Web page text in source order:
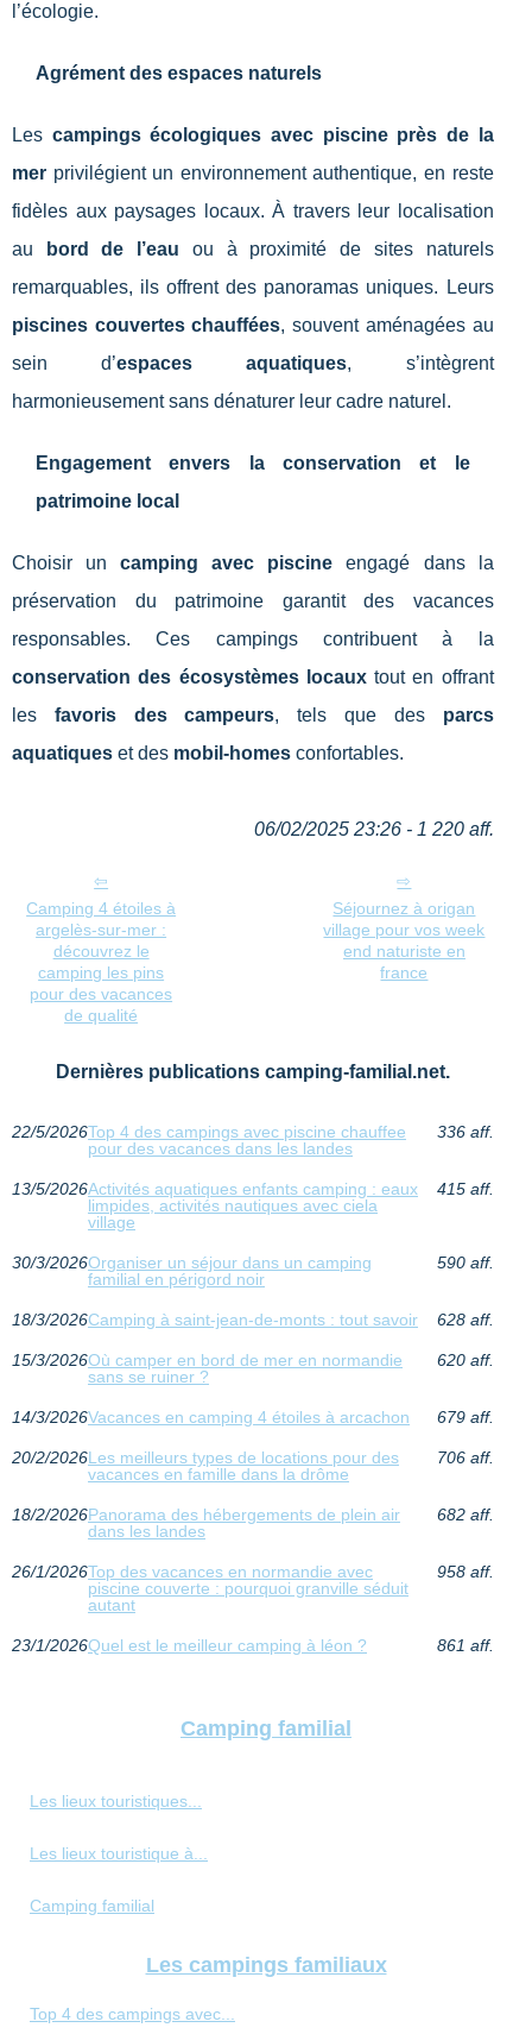
l’écologie.
Agrément des espaces naturels
Les campings écologiques avec piscine près de la
mer privilégient un environnement authentique, en reste
fidèles aux paysages locaux. À travers leur localisation
au
bord de l’eau ou à proximité de sites naturels
remarquables, ils offrent des panoramas uniques. Leurs
piscines couvertes chauffées, souvent aménagées au
sein d’espaces aquatiques, s’intègrent
harmonieusement sans dénaturer leur cadre naturel.
Engagement envers la conservation et le
patrimoine local
Choisir uncamping avec piscine engagé dans la
préservation du patrimoine garantit des vacances
responsables. Ces campings contribuent à la
conservation des écosystèmes locauxtout en offrant
les favoris des campeurs, tels que des parcs
aquatiques et des mobil-homes confortables.
06/02/2025 23:26 - 1 220 aff.
Camping 4 étoiles à
argelès-sur-mer :
découvrez le
camping les pins
pour des vacances
de qualité
Séjournez à origan
village pour vos week
end naturiste en
france
Dernières publications camping-familial.net.
22/5/2026Top 4 des campings avec piscine chauffee
pour des vacances dans les landes
336 aff.
13/5/2026Activités aquatiques enfants camping : eaux
limpides, activités nautiques avec ciela
village
415 aff.
30/3/2026Organiser un séjour dans un camping
familial en périgord noir
590 aff.
18/3/2026Camping à saint-jean-de-monts : tout savoir 628 aff.
15/3/2026Où camper en bord de mer en normandie
sans se ruiner ?
620 aff.
14/3/2026Vacances en camping 4 étoiles à arcachon 679 aff.
20/2/2026Les meilleurs types de locations pour des
vacances en famille dans la drôme
706 aff.
18/2/2026Panorama des hébergements de plein air
dans les landes
682 aff.
26/1/2026Top des vacances en normandie avec
piscine couverte : pourquoi granville séduit
autant
958 aff.
23/1/2026Quel est le meilleur camping à léon ? 861 aff.
Camping familial
Les lieux touristiques...
Les lieux touristique à...
Camping familial
Les campings familiaux
Top 4 des campings avec...